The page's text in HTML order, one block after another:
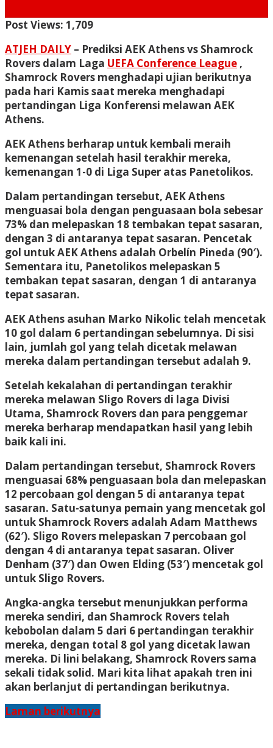
Post Views: 1,709
ATJEH DAILY – Prediksi AEK Athens vs Shamrock
Rovers dalam Laga UEFA Conference League ,
Shamrock Rovers menghadapi ujian berikutnya
pada hari Kamis saat mereka menghadapi
pertandingan Liga Konferensi melawan AEK
Athens.
AEK Athens berharap untuk kembali meraih
kemenangan setelah hasil terakhir mereka,
kemenangan 1-0 di Liga Super atas Panetolikos.
Dalam pertandingan tersebut, AEK Athens
menguasai bola dengan penguasaan bola sebesar
73% dan melepaskan 18 tembakan tepat sasaran,
dengan 3 di antaranya tepat sasaran. Pencetak
gol untuk AEK Athens adalah Orbelín Pineda (90′).
Sementara itu, Panetolikos melepaskan 5
tembakan tepat sasaran, dengan 1 di antaranya
tepat sasaran.
AEK Athens asuhan Marko Nikolic telah mencetak
10 gol dalam 6 pertandingan sebelumnya. Di sisi
lain, jumlah gol yang telah dicetak melawan
mereka dalam pertandingan tersebut adalah 9.
Setelah kekalahan di pertandingan terakhir
mereka melawan Sligo Rovers di laga Divisi
Utama, Shamrock Rovers dan para penggemar
mereka berharap mendapatkan hasil yang lebih
baik kali ini.
Dalam pertandingan tersebut, Shamrock Rovers
menguasai 68% penguasaan bola dan melepaskan
12 percobaan gol dengan 5 di antaranya tepat
sasaran. Satu-satunya pemain yang mencetak gol
untuk Shamrock Rovers adalah Adam Matthews
(62′). Sligo Rovers melepaskan 7 percobaan gol
dengan 4 di antaranya tepat sasaran. Oliver
Denham (37′) dan Owen Elding (53′) mencetak gol
untuk Sligo Rovers.
Angka-angka tersebut menunjukkan performa
mereka sendiri, dan Shamrock Rovers telah
kebobolan dalam 5 dari 6 pertandingan terakhir
mereka, dengan total 8 gol yang dicetak lawan
mereka. Di lini belakang, Shamrock Rovers sama
sekali tidak solid. Mari kita lihat apakah tren ini
akan berlanjut di pertandingan berikutnya.
Laman berikutnya